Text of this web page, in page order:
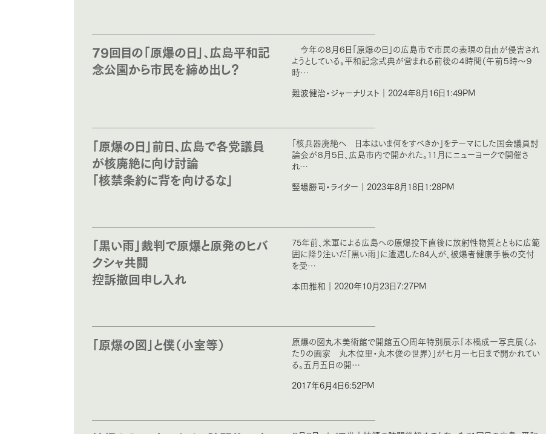
79回目の「原爆の日」、広島平和記
念公園から市民を締め出し？
今年の８月６日「原爆の日」の広島市で市民の表現の自由が侵害され
ようとしている。平和記念式典が営まれる前後の４時間（午前５時～９
時…
難波健治・ジャーナリスト｜2024年8月16日1:49PM
「原爆の日」前日、広島で各党議員
が核廃絶に向け討論
「核禁条約に背を向けるな」
「核兵器廃絶へ 日本はいま何をすべきか」をテーマにした国会議員討
論会が８月５日、広島市内で開かれた。11月にニューヨークで開催さ
れ…
竪場勝司・ライター｜2023年8月18日1:28PM
「黒い雨」裁判で原爆と原発のヒバ
クシャ共闘
控訴撤回申し入れ
75年前、米軍による広島への原爆投下直後に放射性物質とともに広範
囲に降り注いだ「黒い雨」に遭遇した84人が、被爆者健康手帳の交付
を受…
本田雅和｜2020年10月23日7:27PM
「原爆の図」と僕（小室等）
原爆の図丸木美術館で開館五〇周年特別展示「本橋成一写真展〈ふ
たりの画家 丸木位里・丸木俊の世界〉」が七月一七日まで開かれてい
る。五月五日の開…
2017年6月4日6:52PM